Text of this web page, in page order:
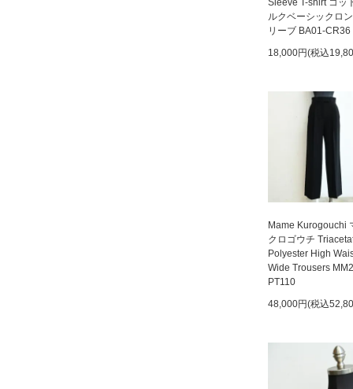
Sleeve T-shirt コッ
ルクベーシックロ
リーブ BA01-CR36
18,000円(税込
Mame Kurogouchi
クロゴウチ
Polyester High
Wide Trousers
PT110
48,000円(税込